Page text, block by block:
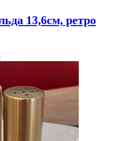
13,6см, ретро